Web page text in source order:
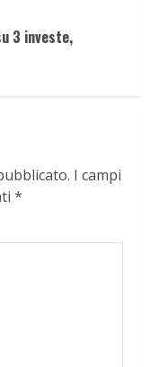
3 investe,
I campi
*